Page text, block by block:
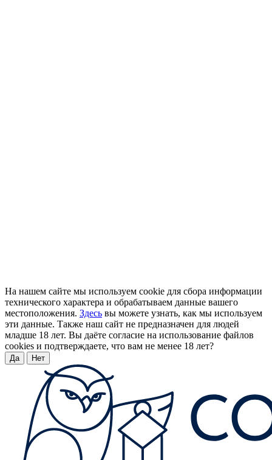
На нашем сайте мы используем cookie для сбора информации
технического характера и обрабатываем данные вашего
местоположения. Здесь вы можете узнать, как мы используем
эти данные. Также наш сайт не предназначен для людей
младше 18 лет. Вы даёте согласие на использование файлов
cookies и подтверждаете, что вам не менее 18 лет?
Да Нет